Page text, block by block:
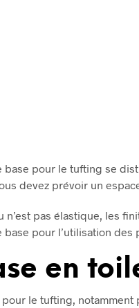
pour le tufting se
devez prévoir un
n’est pas élastique, les
base pour l’utilisation
en
pour le tufting,